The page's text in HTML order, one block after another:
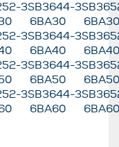
3SB3644-
6BA30
6BA30
3SB3644-
6BA40
6BA40
3SB3644-
6BA50
6BA50
3SB3644-
6BA60
6BA60